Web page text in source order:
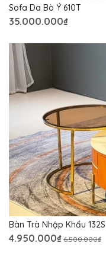
Sofa Da Bò Ý 610T
35.000.000₫
Bàn Trà Nhập Khẩu 132S
4.950.000₫ 6.500.000₫